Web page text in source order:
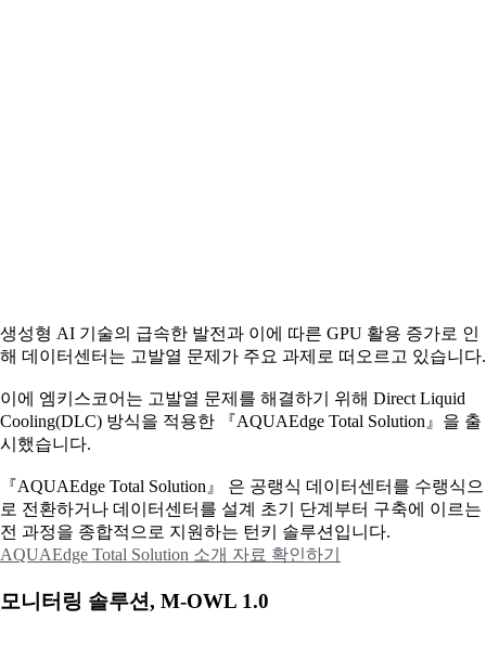
생성형 AI 기술의 급속한 발전과 이에 따른 GPU 활용 증가로 인
해 데이터센터는 고발열 문제가 주요 과제로 떠오르고 있습니다.
이에 엠키스코어는 고발열 문제를 해결하기 위해 Direct Liquid
Cooling(DLC) 방식을 적용한 『AQUAEdge Total Solution』을 출
시했습니다.
『AQUAEdge Total Solution』 은 공랭식 데이터센터를 수랭식으
로 전환하거나 데이터센터를 설계 초기 단계부터 구축에 이르는
전 과정을 종합적으로 지원하는 턴키 솔루션입니다.
AQUAEdge Total Solution 소개 자료 확인하기
모니터링 솔루션, M-OWL 1.0